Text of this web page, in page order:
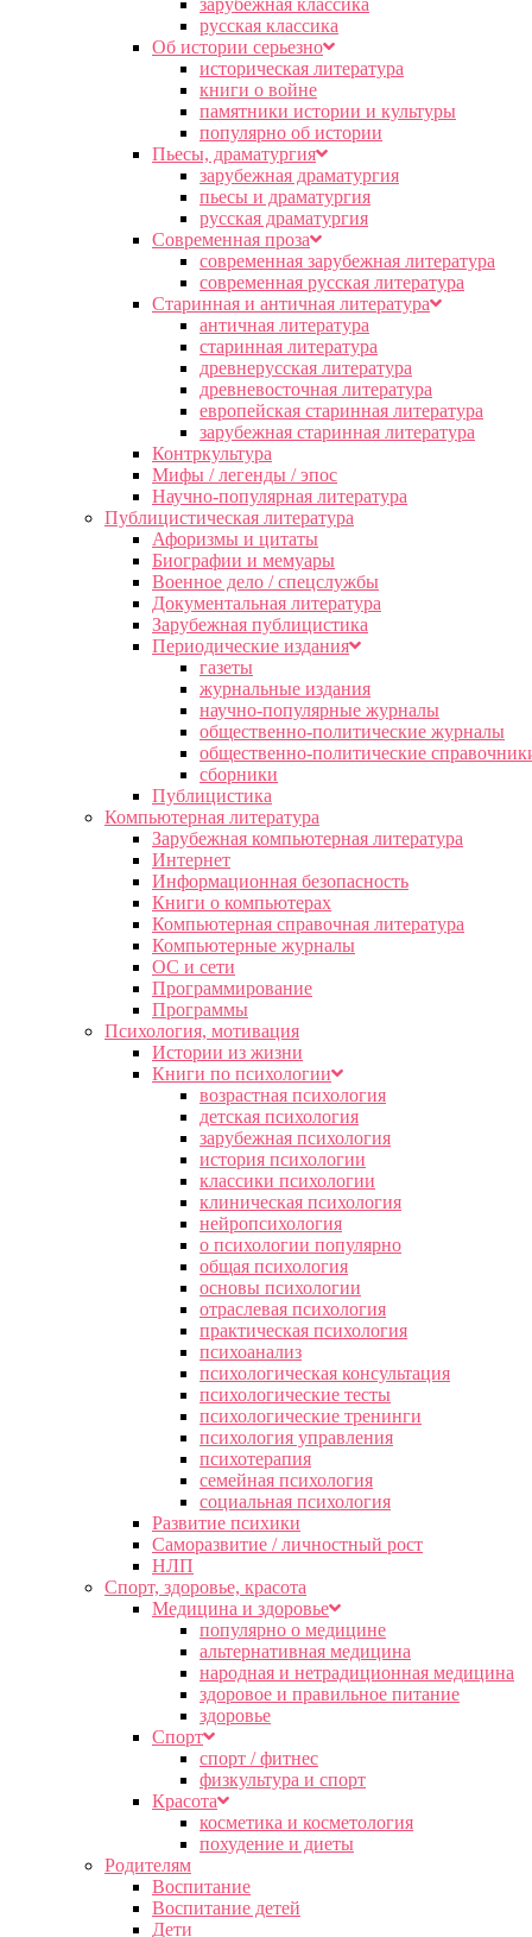
зарубежная классика
русская классика
Об истории серьезно
историческая литература
книги о войне
памятники истории и культуры
популярно об истории
Пьесы, драматургия
зарубежная драматургия
пьесы и драматургия
русская драматургия
Современная проза
современная зарубежная литература
современная русская литература
Старинная и античная литература
античная литература
старинная литература
древнерусская литература
древневосточная литература
европейская старинная литература
зарубежная старинная литература
Контркультура
Мифы / легенды / эпос
Научно-популярная литература
Публицистическая литература
Афоризмы и цитаты
Биографии и мемуары
Военное дело / спецслужбы
Документальная литература
Зарубежная публицистика
Периодические издания
газеты
журнальные издания
научно-популярные журналы
общественно-политические журналы
общественно-политические
сборники
Публицистика
Компьютерная литература
Зарубежная компьютерная литература
Интернет
Информационная безопасность
Книги о компьютерах
Компьютерная справочная литература
Компьютерные журналы
ОС и сети
Программирование
Программы
Психология, мотивация
Истории из жизни
Книги по психологии
возрастная психология
детская психология
зарубежная психология
история психологии
классики психологии
клиническая психология
нейропсихология
о психологии популярно
общая психология
основы психологии
отраслевая психология
практическая психология
психоанализ
психологическая консультация
психологические тесты
психологические тренинги
психология управления
психотерапия
семейная психология
социальная психология
Развитие психики
Саморазвитие / личностный рост
НЛП
Спорт, здоровье, красота
Медицина и здоровье
популярно о медицине
альтернативная медицина
народная и нетрадиционная медицина
здоровое и правильное питание
здоровье
Спорт
спорт / фитнес
физкультура и спорт
Красота
косметика и косметология
похудение и диеты
Родителям
Воспитание
Воспитание детей
Дети